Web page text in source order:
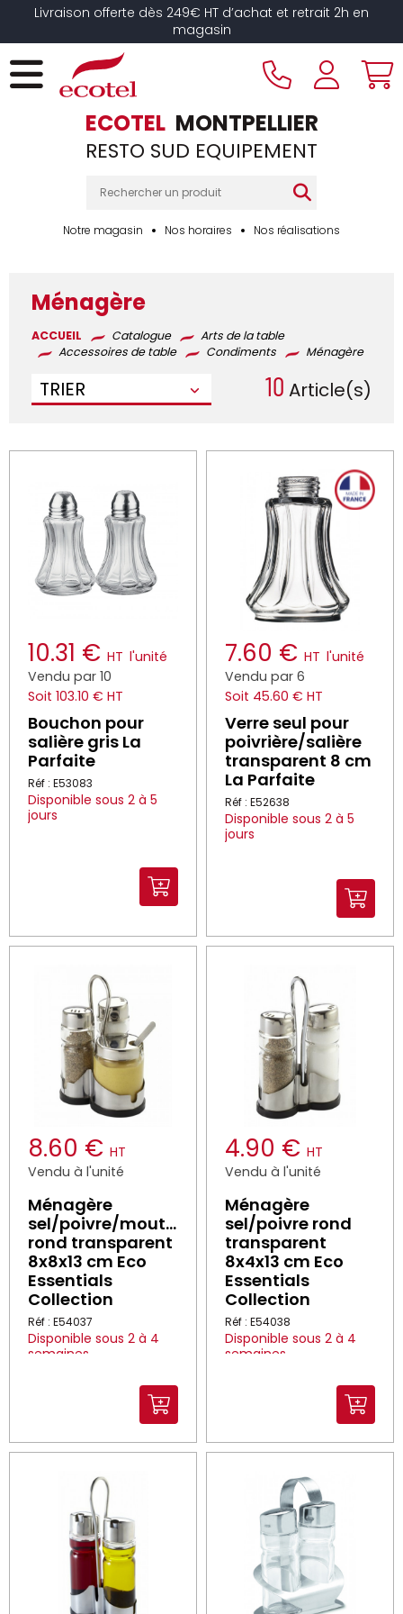
Livraison offerte dès 249€ HT d’achat et retrait 2h en
magasin
ECOTEL MONTPELLIER
RESTO SUD EQUIPEMENT
Notre magasin Nos horaires Nos réalisations
Ménagère
ACCUEIL Catalogue
Arts de la table
Accessoires de table
Condiments Ménagère
TRIER 10 Article(s)
10.31 € HT l'unité
Vendu par 10
Soit 103.10 € HT
Bouchon pour
salière gris La
Parfaite
Réf : E53083
Disponible sous 2 à 5
jours
7.60 € HT l'unité
Vendu par 6
Soit 45.60 € HT
Verre seul pour
poivrière/salière
transparent 8 cm
La Parfaite
Réf : E52638
Disponible sous 2 à 5
jours
8.60 € HT
Vendu à l'unité
Ménagère
sel/poivre/moutarde
rond transparent
8x8x13 cm Eco
Essentials
Collection
Réf : E54037
Disponible sous 2 à 4
semaines
4.90 € HT
Vendu à l'unité
Ménagère
sel/poivre rond
transparent
8x4x13 cm Eco
Essentials
Collection
Réf : E54038
Disponible sous 2 à 4
semaines
Panneau de gestion des cookies